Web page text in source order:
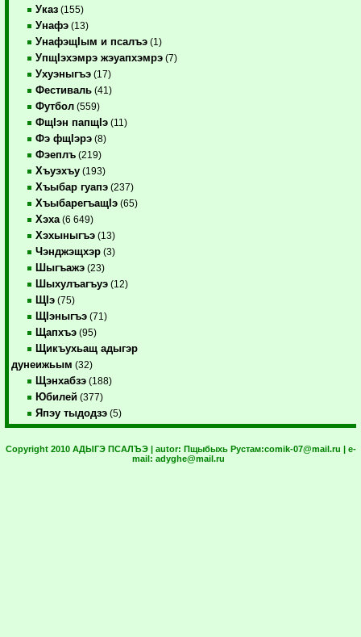
Указ (155)
Унафэ (13)
УнафэщIым и псалъэ (1)
УпщIэхэмрэ жэуапхэмрэ (7)
Ухуэныгъэ (17)
Фестиваль (41)
Футбол (559)
ФщIэн папщIэ (11)
Фэ фщIэрэ (8)
Фэеплъ (219)
Хъуэхъу (193)
Хъыбар гуапэ (237)
ХъыбарегъащIэ (65)
Хэха (6 649)
Хэхыныгъэ (13)
Чэнджэщхэр (3)
Шыгъажэ (23)
Шыхулъагъуэ (12)
ЩIэ (75)
ЩIэныгъэ (71)
Щапхъэ (95)
Щикъухьащ адыгэр
дунеижьым (32)
Щэнхабзэ (188)
Юбилей (377)
Япэу тыдодзэ (5)
Copyright 2010 АДЫГЭ ПСАЛЪЭ | autor: Пщыбыхь Рустам:comik-07@mail.ru | e-
mail: adyghe@mail.ru